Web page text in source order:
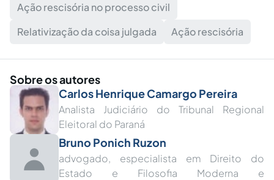
Ação rescisória no processo civil
Relativização da coisa julgada
Ação rescisória
Sobre os autores
Carlos Henrique Camargo Pereira
Analista Judiciário do Tribunal Regional
Eleitoral do Paraná
Bruno Ponich Ruzon
advogado, especialista em Direito do
Estado e Filosofia Moderna e